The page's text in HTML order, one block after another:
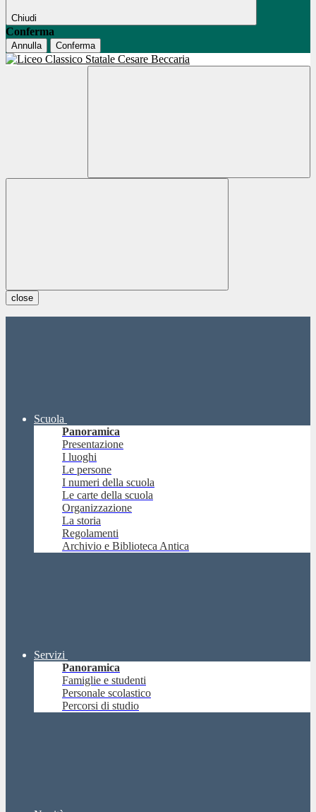
Chiudi
Conferma
Annulla Conferma
close
Scuola
Panoramica
Presentazione
I luoghi
Le persone
I numeri della scuola
Le carte della scuola
Organizzazione
La storia
Regolamenti
Archivio e Biblioteca Antica
Servizi
Panoramica
Famiglie e studenti
Personale scolastico
Percorsi di studio